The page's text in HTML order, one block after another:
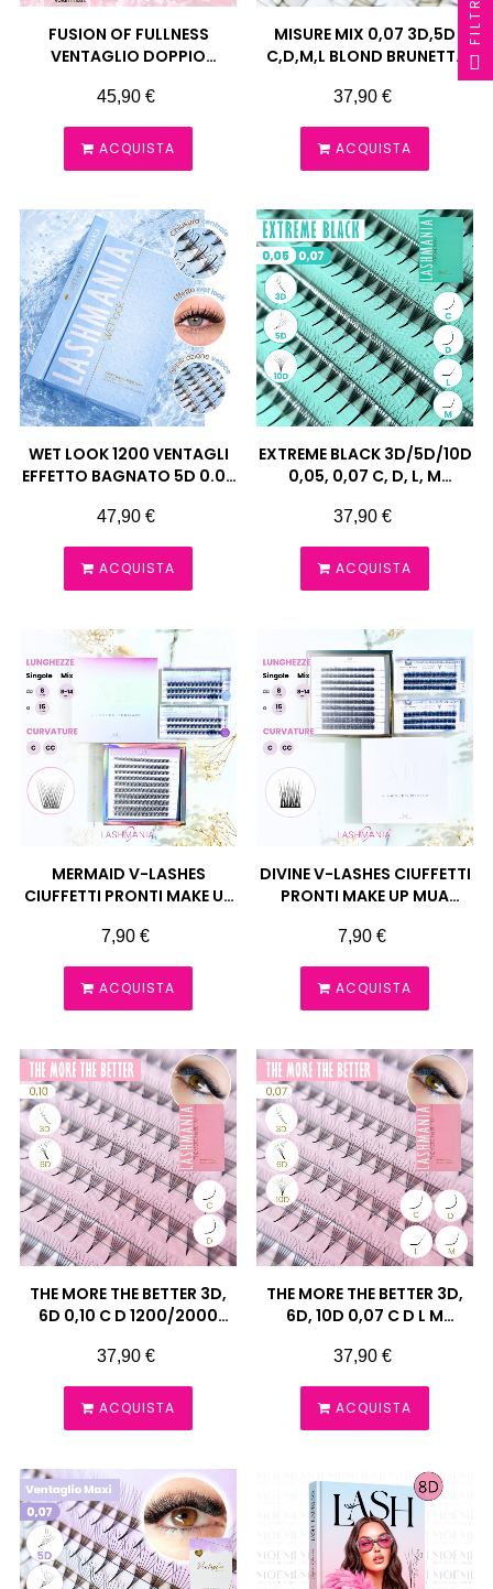
FUSION OF FULLNESS
VENTAGLIO DOPPIO
6D+6D 0,07 CC-D, C-CC
Prezzo
45,90 €
ACQUISTA
MISURE MIX 0,07 3D,5D
C,D,M,L BLOND BRUNETTE
VENTAGLI CIUFFETTI BE MY
TEDDY LASHMANIA
Prezzo
37,90 €
ACQUISTA
WET LOOK 1200 VENTAGLI
EFFETTO BAGNATO 5D 0.07
Prezzo
47,90 €
ACQUISTA
EXTREME BLACK 3D/5D/10D
0,05, 0,07 C, D, L, M
PRONTI
Prezzo
37,90 €
ACQUISTA
MERMAID V-LASHES
CIUFFETTI PRONTI MAKE UP
Prezzo
7,90 €
ACQUISTA
DIVINE V-LASHES CIUFFETTI
PRONTI MAKE UP MUA
Prezzo
7,90 €
ACQUISTA
THE MORE THE BETTER 3D,
6D 0,10 C D 1200/2000
PRONTI
Prezzo
37,90 €
ACQUISTA
THE MORE THE BETTER 3D,
6D, 10D 0,07 C D L M
CIUFFETTI PRONTI
Prezzo
37,90 €
ACQUISTA
FILTRO